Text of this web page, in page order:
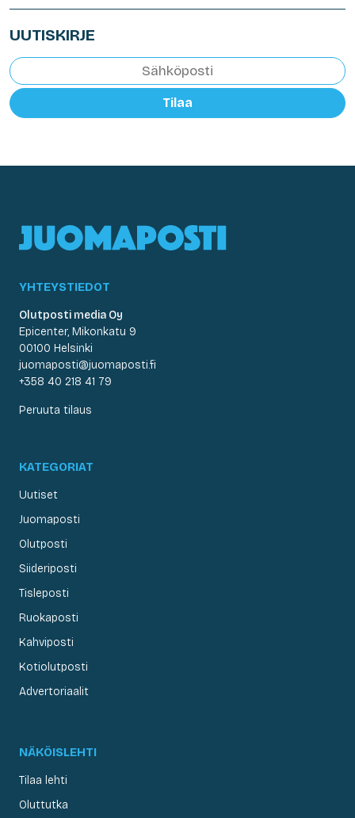
UUTISKIRJE
Tilaa
YHTEYSTIEDOT
Olutposti media Oy
Epicenter, Mikonkatu 9
00100 Helsinki
juomaposti@juomaposti.fi
+358 40 218 41 79
Peruuta tilaus
KATEGORIAT
Uutiset
Juomaposti
Olutposti
Siideriposti
Tisleposti
Ruokaposti
Kahviposti
Kotiolutposti
Advertoriaalit
NÄKÖISLEHTI
Tilaa lehti
Oluttutka